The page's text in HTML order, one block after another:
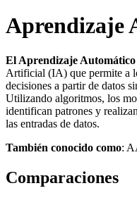
Aprendizaje
El Aprendizaje Automático
Artificial (IA) que permite a
decisiones a partir de datos
Utilizando algoritmos, los
identifican patrones y
las entradas de datos.
También conocido como:
Comparaciones